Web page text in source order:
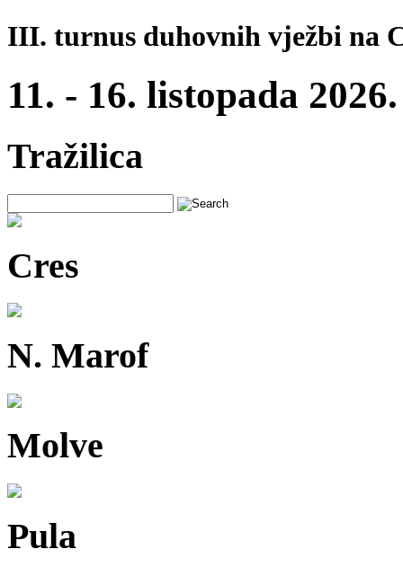
III. turnus duhovnih vježbi na
11. - 16. listopada 2026.
Tražilica
Cres
N. Marof
Molve
Pula